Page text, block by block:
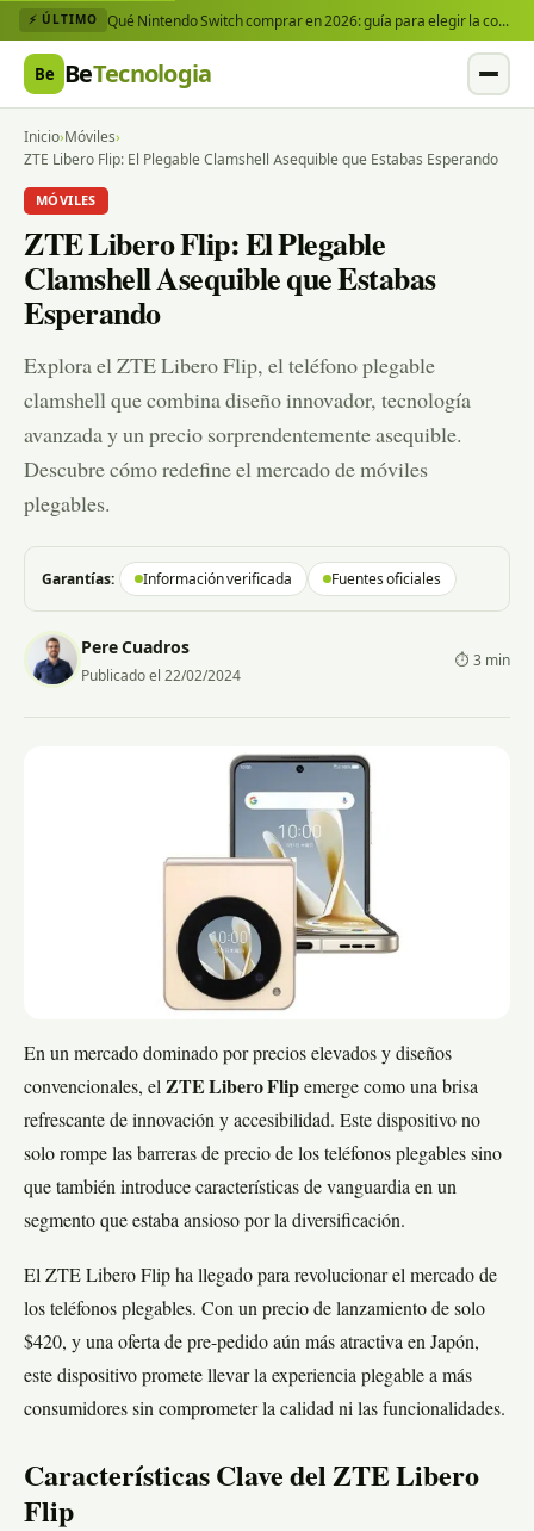
⚡ ÚLTIMO Qué Nintendo Switch comprar en 2026: guía para elegir la consola y los juegos que necesitas
Be BeTecnologia
Inicio›Móviles›
ZTE Libero Flip: El Plegable Clamshell Asequible que Estabas Esperando
MÓVILES
ZTE Libero Flip: El Plegable
Clamshell Asequible que Estabas
Esperando
Explora el ZTE Libero Flip, el teléfono plegable
clamshell que combina diseño innovador, tecnología
avanzada y un precio sorprendentemente asequible.
Descubre cómo redefine el mercado de móviles
plegables.
Garantías: Información verificada Fuentes oficiales
Pere Cuadros
Publicado el 22/02/2024
⏱ 3 min
En un mercado dominado por precios elevados y diseños
convencionales, el ZTE Libero Flip emerge como una brisa
refrescante de innovación y accesibilidad. Este dispositivo no
solo rompe las barreras de precio de los teléfonos plegables sino
que también introduce características de vanguardia en un
segmento que estaba ansioso por la diversificación.
El ZTE Libero Flip ha llegado para revolucionar el mercado de
los teléfonos plegables. Con un precio de lanzamiento de solo
$420, y una oferta de pre-pedido aún más atractiva en Japón,
este dispositivo promete llevar la experiencia plegable a más
consumidores sin comprometer la calidad ni las funcionalidades.
Características Clave del ZTE Libero
Flip